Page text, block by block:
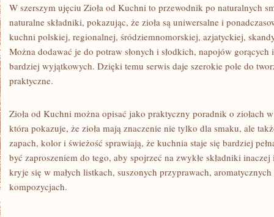
W szerszym ujęciu Zioła od Kuchni to przewodnik po naturalnych
naturalne składniki, pokazując, że zioła są uniwersalne i
kuchni polskiej, regionalnej, śródziemnomorskiej, azjatyckiej,
Można dodawać je do potraw słonych i słodkich, napojów
bardziej wyjątkowych. Dzięki temu serwis daje szerokie pole do
praktyczne.
Zioła od Kuchni można opisać jako praktyczny poradnik o ziołach
która pokazuje, że zioła mają znaczenie nie tylko dla smaku, ale
zapach, kolor i świeżość sprawiają, że kuchnia staje się bardziej
być zaproszeniem do tego, aby spojrzeć na zwykłe składniki
kryje się w małych listkach, suszonych przyprawach,
kompozycjach.